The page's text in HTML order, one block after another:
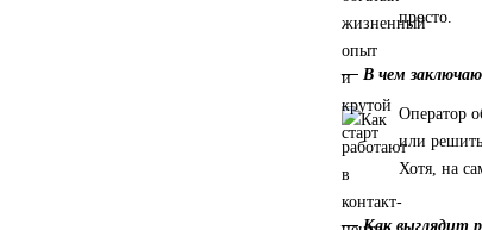
просто.
— В чем
Оператор
или
Хотя, на
— Как выглядит